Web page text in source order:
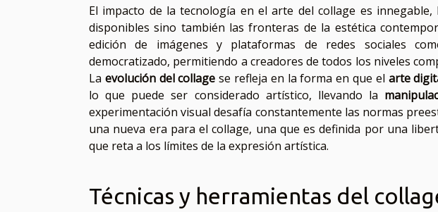
El impacto de la tecnología en el arte del collage es
disponibles sino también las fronteras de la estética
edición de imágenes y plataformas de redes sociales
democratizado, permitiendo a creadores de todos los niveles
La evolución del collage se refleja en la forma en que el arte
lo que puede ser considerado artístico, llevando la
experimentación visual desafía constantemente las normas
una nueva era para el collage, una que es definida por una
que reta a los límites de la expresión artística.
Técnicas y herramientas del